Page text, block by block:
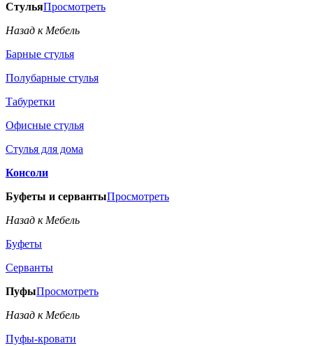
СтульяПросмотреть
Назад к Мебель
Барные стулья
Полубарные стулья
Табуретки
Офисные стулья
Стулья для дома
Консоли
Буфеты и сервантыПросмотреть
Назад к Мебель
Буфеты
Серванты
ПуфыПросмотреть
Назад к Мебель
Пуфы-кровати